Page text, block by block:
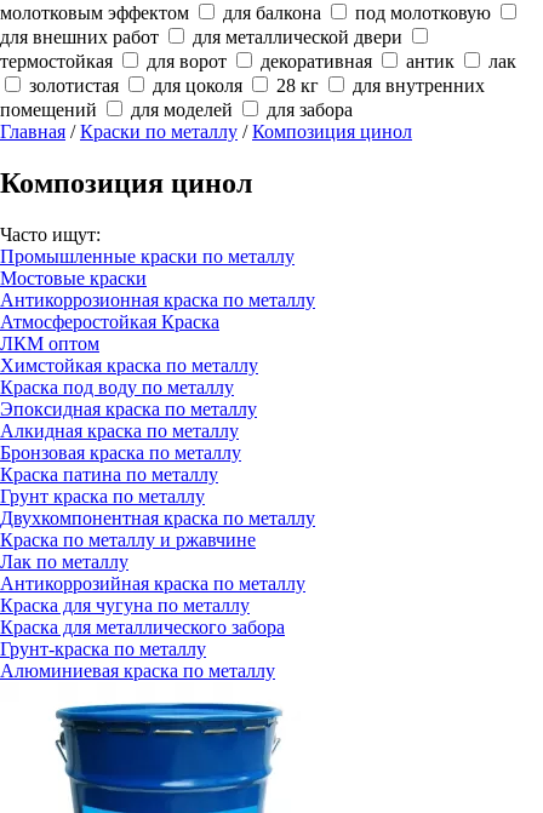
молотковым эффектом
для балкона
под молотковую
для внешних работ
для металлической двери
термостойкая
для ворот декоративная антик
лак
золотистая
для цоколя 28 кг
для внутренних
помещений
для моделей
для забора
Главная /Краски по металлу /Композиция цинол
Композиция цинол
Часто ищут:
Промышленные краски по металлу
Мостовые краски
Антикоррозионная краска по металлу
Атмосферостойкая Краска
ЛКМ оптом
Химстойкая краска по металлу
Краска под воду по металлу
Эпоксидная краска по металлу
Алкидная краска по металлу
Бронзовая краска по металлу
Краска патина по металлу
Грунт краска по металлу
Двухкомпонентная краска по металлу
Краска по металлу и ржавчине
Лак по металлу
Антикоррозийная краска по металлу
Краска для чугуна по металлу
Краска для металлического забора
Грунт-краска по металлу
Алюминиевая краска по металлу